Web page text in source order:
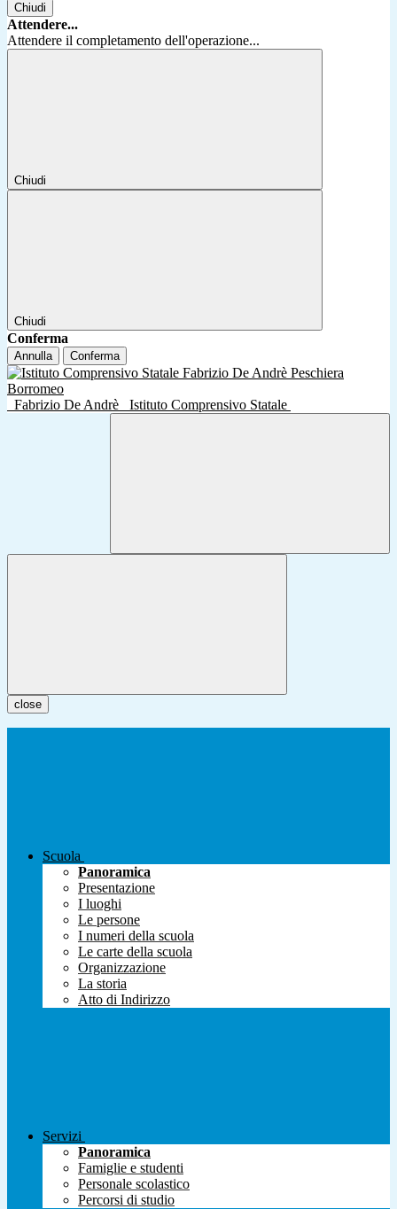
Chiudi
Attendere...
Attendere il completamento dell'operazione...
Chiudi
Chiudi
Conferma
Annulla Conferma
Fabrizio De Andrè Istituto Comprensivo Statale
close
Scuola
Panoramica
Presentazione
I luoghi
Le persone
I numeri della scuola
Le carte della scuola
Organizzazione
La storia
Atto di Indirizzo
Servizi
Panoramica
Famiglie e studenti
Personale scolastico
Percorsi di studio